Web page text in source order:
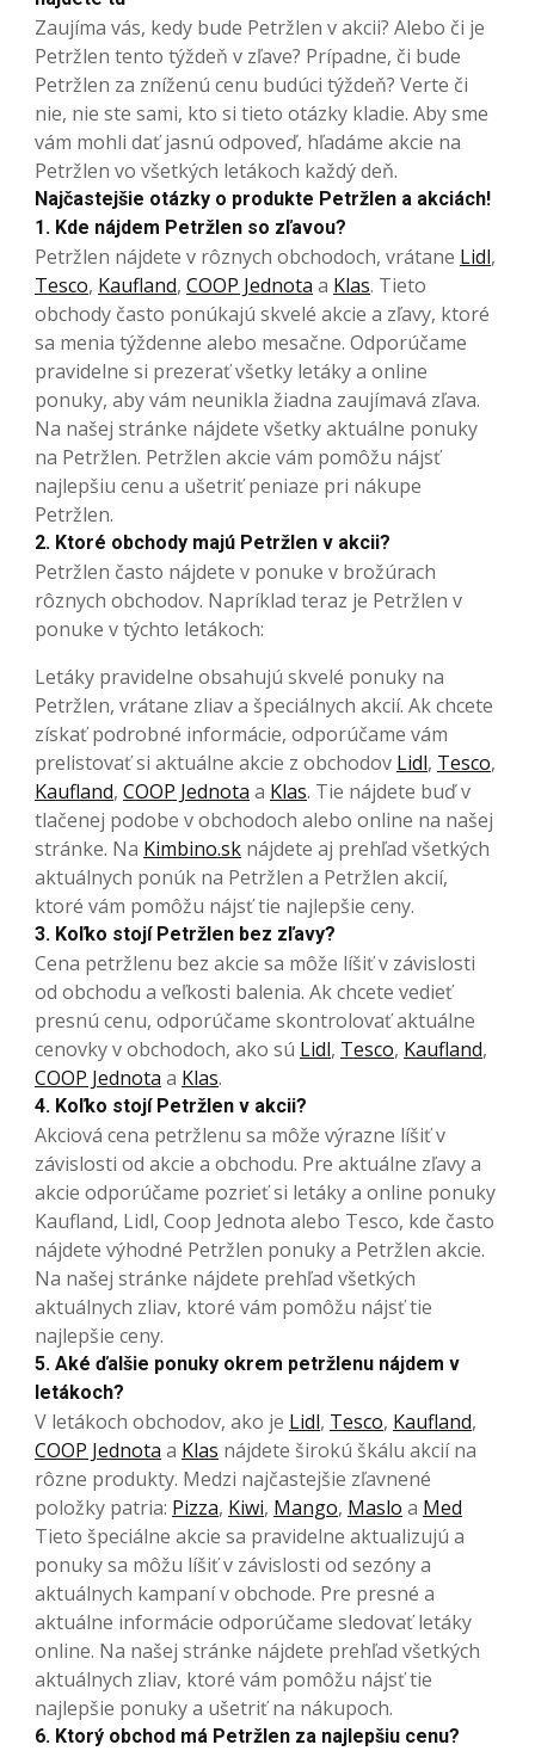
Zaujíma vás, kedy bude Petržlen v akcii? Alebo či je
Petržlen tento týždeň v zľave? Prípadne, či bude
Petržlen za zníženú cenu budúci týždeň? Verte či
nie, nie ste sami, kto si tieto otázky kladie. Aby sme
vám mohli dať jasnú odpoveď, hľadáme akcie na
Petržlen vo všetkých letákoch každý deň.
Najčastejšie otázky o produkte Petržlen a akciách!
1. Kde nájdem Petržlen so zľavou?
Petržlen nájdete v rôznych obchodoch, vrátane Lidl,
Tesco, Kaufland, COOP Jednota a Klas. Tieto
obchody často ponúkajú skvelé akcie a zľavy, ktoré
sa menia týždenne alebo mesačne. Odporúčame
pravidelne si prezerať všetky letáky a online
ponuky, aby vám neunikla žiadna zaujímavá zľava.
Na našej stránke nájdete všetky aktuálne ponuky
na Petržlen. Petržlen akcie vám pomôžu nájsť
najlepšiu cenu a ušetriť peniaze pri nákupe
Petržlen.
2. Ktoré obchody majú Petržlen v akcii?
Petržlen často nájdete v ponuke v brožúrach
rôznych obchodov. Napríklad teraz je Petržlen v
ponuke v týchto letákoch:
Letáky pravidelne obsahujú skvelé ponuky na
Petržlen, vrátane zliav a špeciálnych akcií. Ak chcete
získať podrobné informácie, odporúčame vám
prelistovať si aktuálne akcie z obchodov Lidl, Tesco,
Kaufland, COOP Jednota a Klas. Tie nájdete buď v
tlačenej podobe v obchodoch alebo online na našej
stránke. Na Kimbino.sk nájdete aj prehľad všetkých
aktuálnych ponúk na Petržlen a Petržlen akcií,
ktoré vám pomôžu nájsť tie najlepšie ceny.
3. Koľko stojí Petržlen bez zľavy?
Cena petržlenu bez akcie sa môže líšiť v závislosti
od obchodu a veľkosti balenia. Ak chcete vedieť
presnú cenu, odporúčame skontrolovať aktuálne
cenovky v obchodoch, ako sú Lidl, Tesco, Kaufland,
COOP Jednota a Klas.
4. Koľko stojí Petržlen v akcii?
Akciová cena petržlenu sa môže výrazne líšiť v
závislosti od akcie a obchodu. Pre aktuálne zľavy a
akcie odporúčame pozrieť si letáky a online ponuky
Kaufland, Lidl, Coop Jednota alebo Tesco, kde často
nájdete výhodné Petržlen ponuky a Petržlen akcie.
Na našej stránke nájdete prehľad všetkých
aktuálnych zliav, ktoré vám pomôžu nájsť tie
najlepšie ceny.
5. Aké ďalšie ponuky okrem petržlenu nájdem v
letákoch?
V letákoch obchodov, ako je Lidl, Tesco, Kaufland,
COOP Jednota a Klas nájdete širokú škálu akcií na
rôzne produkty. Medzi najčastejšie zľavnené
položky patria: Pizza, Kiwi, Mango, Maslo a Med
Tieto špeciálne akcie sa pravidelne aktualizujú a
ponuky sa môžu líšiť v závislosti od sezóny a
aktuálnych kampaní v obchode. Pre presné a
aktuálne informácie odporúčame sledovať letáky
online. Na našej stránke nájdete prehľad všetkých
aktuálnych zliav, ktoré vám pomôžu nájsť tie
najlepšie ponuky a ušetriť na nákupoch.
6. Ktorý obchod má Petržlen za najlepšiu cenu?